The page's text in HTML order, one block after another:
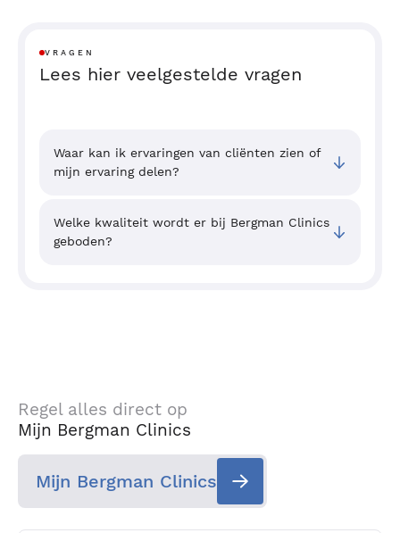
VRAGEN
Lees hier veelgestelde vragen
Waar kan ik ervaringen van cliënten zien of
mijn ervaring delen?
Welke kwaliteit wordt er bij Bergman Clinics
geboden?
Regel alles direct op
Mijn Bergman Clinics
Mijn Bergman Clinics